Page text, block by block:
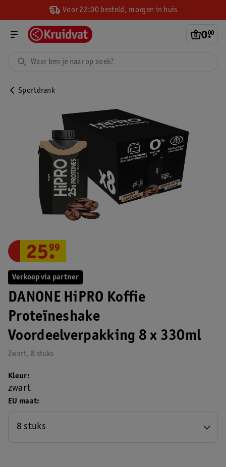
Voor 22:00 besteld, morgen in huis
0.
00
Sportdrank
Verkoop via partner
DANONE HiPRO Koffie
Proteïneshake
Voordeelverpakking 8 x 330ml
Zwart, 8 stuks
25.
99
EU maat
8 stuks
Kleur
zwart